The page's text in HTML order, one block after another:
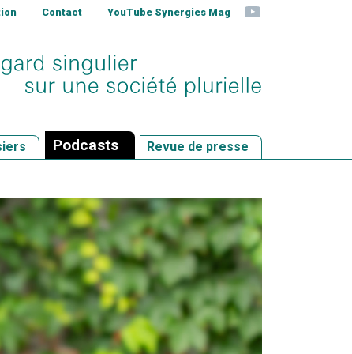
Contact YouTube Synergies Mag YouTube
Podcasts Revue de presse